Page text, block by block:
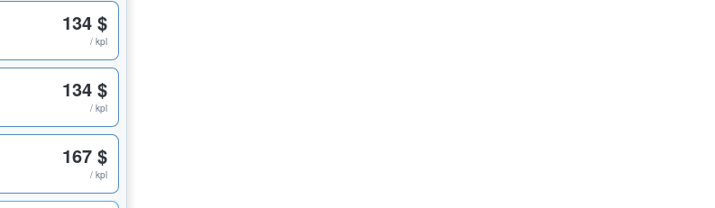
134 $
/ kpl
134 $
/ kpl
167 $
/ kpl